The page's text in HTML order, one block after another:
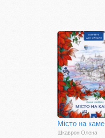
Шкаврон Олена